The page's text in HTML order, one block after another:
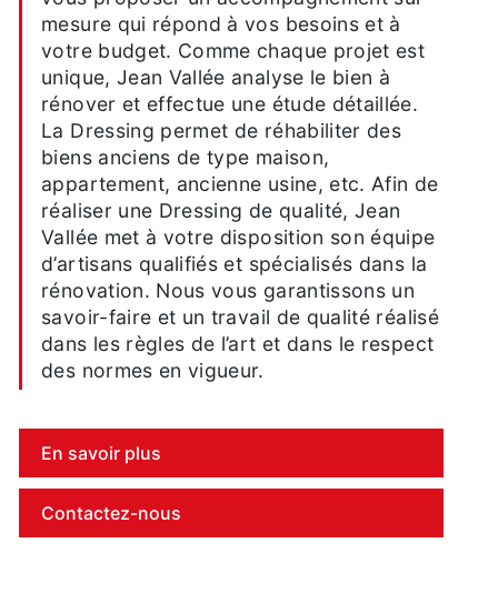
mesure qui répond à vos besoins et à
votre budget. Comme chaque projet est
unique, Jean Vallée analyse le bien à
rénover et effectue une étude détaillée.
La Dressing permet de réhabiliter des
biens anciens de type maison,
appartement, ancienne usine, etc. Afin de
réaliser une Dressing de qualité, Jean
Vallée met à votre disposition son équipe
d’artisans qualifiés et spécialisés dans la
rénovation. Nous vous garantissons un
savoir-faire et un travail de qualité réalisé
dans les règles de l’art et dans le respect
des normes en vigueur.
En savoir plus
Contactez-nous